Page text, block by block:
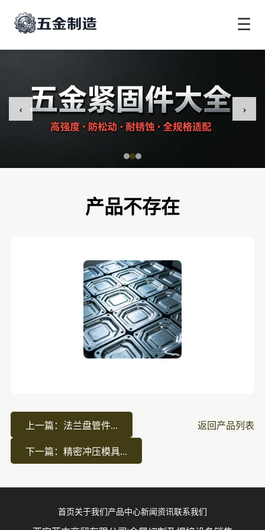
☰
‹ ›
产品不存在
上一篇：法兰盘管件... 返回产品列表
下一篇：精密冲压模具...
首页 关于我们 产品中心新闻资讯联系我们